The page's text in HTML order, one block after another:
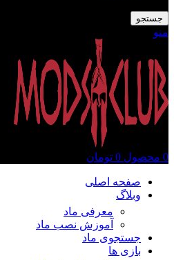
جستجو
منو
0 محصول 0 تومان
صفحه اصلی
وبلاگ
معرفی ماد
آموزش نصب ماد
جستجوی ماد
بازی ها